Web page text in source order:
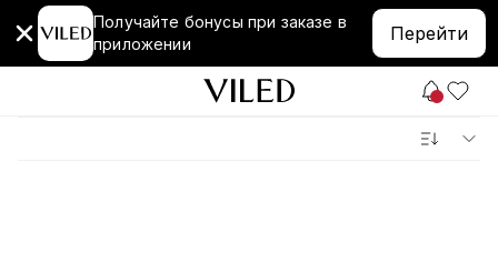
Получайте бонусы при заказе в
приложении
Перейти